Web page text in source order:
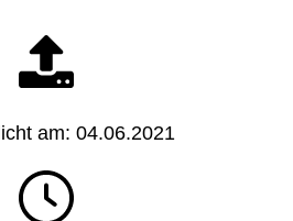
am: 04.06.2021